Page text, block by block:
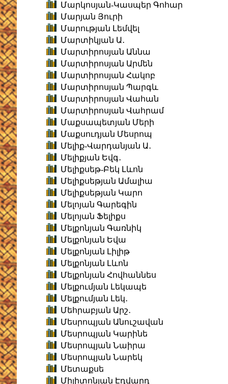
Մարկոսյան-Կասպեր Գոհար
Մարյան Յուրի
Մարության Լեմվել
Մարտիկյան Ա․
Մարտիրոսյան Աննա
Մարտիրոսյան Արմեն
Մարտիրոսյան Հակոբ
Մարտիրոսյան Պարգև
Մարտիրոսյան Վահան
Մարտիրոսյան Վահրամ
Մաքսապետյան Մերի
Մաքսուդյան Մեսրոպ
Մելիք-Վարդանյան Ա․
Մելիքյան Եվգ․
Մելիքսեթ-Բեկ Լևոն
Մելիքսեթյան Ամալիա
Մելիքսեթյան Կարո
Մելոյան Գարեգին
Մելոյան Ֆելիքս
Մելքոնյան Գառնիկ
Մելքոնյան Եվա
Մելքոնյան Լիլիթ
Մելքոնյան Լևոն
Մելքոնյան Հովհաննես
Մելքումյան Լեկապե
Մելքումյան Լեկ․
Մեհրաբյան Արշ․
Մեսրոպյան Անուշավան
Մեսրոպյան Կարինե
Մեսրոպյան Նաիրա
Մեսրոպյան Նարեկ
Մետաքսե
Միլիտոնյան Էդվարդ